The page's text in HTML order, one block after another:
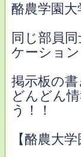
酪農学園
同じ部員
ケーショ
掲示板の
どんどん
う！！
【酪農大